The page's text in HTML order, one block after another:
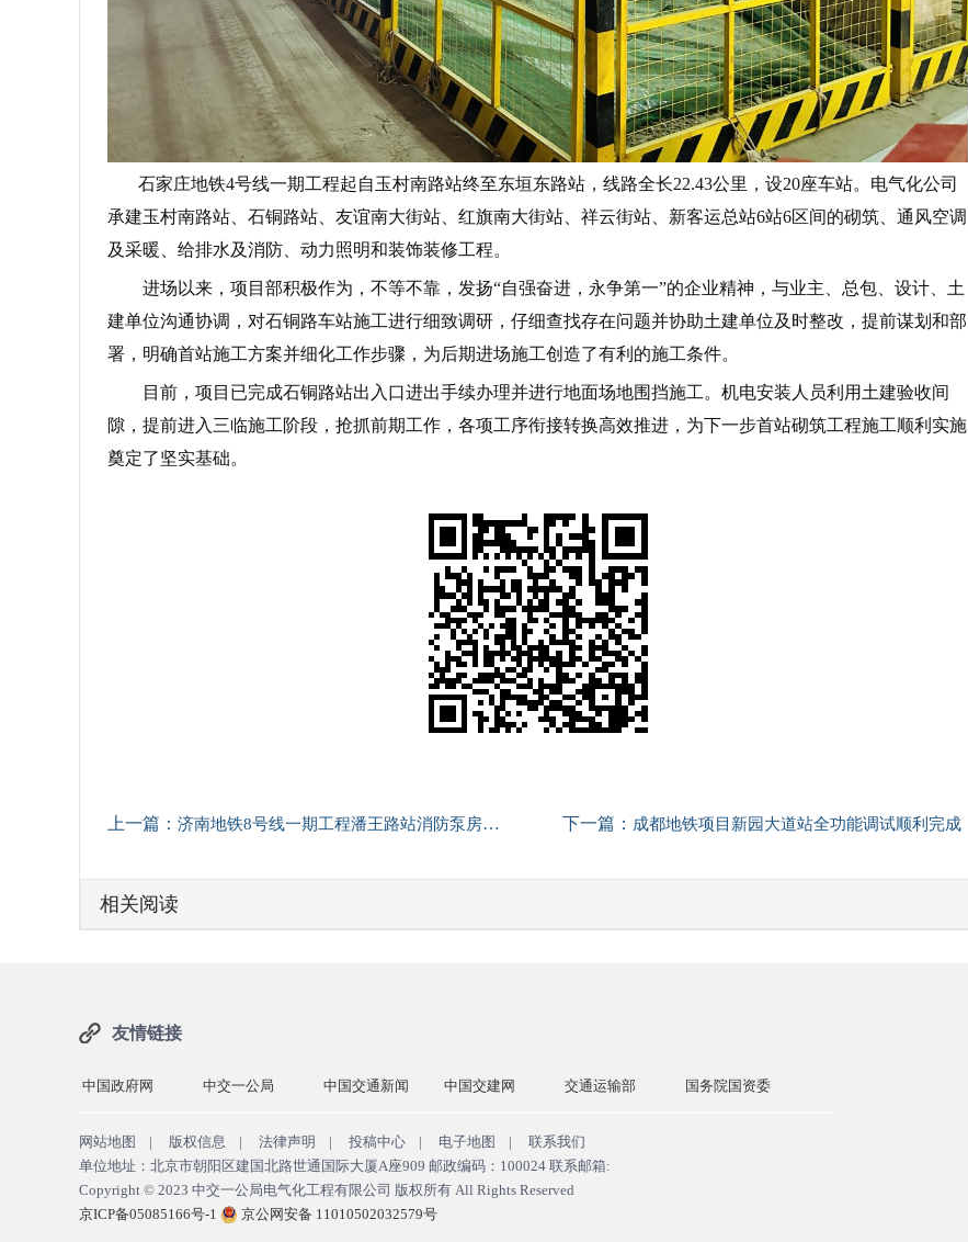
石家庄地铁4号线一期工程起自玉村南路站终至东垣东路站，线路全长22.43公里，设20座车站。电气化公司
承建玉村南路站、石铜路站、友谊南大街站、红旗南大街站、祥云街站、新客运总站6站6区间的砌筑、通风空调
及采暖、给排水及消防、动力照明和装饰装修工程。
进场以来，项目部积极作为，不等不靠，发扬“自强奋进，永争第一”的企业精神，与业主、总包、设计、土
建单位沟通协调，对石铜路车站施工进行细致调研，仔细查找存在问题并协助土建单位及时整改，提前谋划和部
署，明确首站施工方案并细化工作步骤，为后期进场施工创造了有利的施工条件。
目前，项目已完成石铜路站出入口进出手续办理并进行地面场地围挡施工。机电安装人员利用土建验收间
隙，提前进入三临施工阶段，抢抓前期工作，各项工序衔接转换高效推进，为下一步首站砌筑工程施工顺利实施
奠定了坚实基础。
上一篇： 济南地铁8号线一期工程潘王路站消防泵房风水电安装顺利完工 下一篇： 成都地铁项目新园大道站全功能调试顺利完成
相关阅读
友情链接
中国政府网 中交一公局 中国交通新闻 中国交建网 交通运输部 国务院国资委
网站地图 | 版权信息 | 法律声明 | 投稿中心 | 电子地图 |
联系我们
单位地址：北京市朝阳区建国北路世通国际大厦A座909 邮政编码：100024 联系邮箱:
Copyright © 2023 中交一公局电气化工程有限公司 版权所有 All Rights Reserved
京ICP备05085166号-1
京公网安备 11010502032579号